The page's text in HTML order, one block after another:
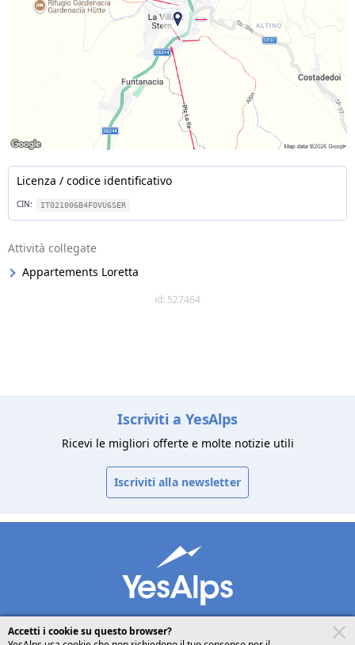
Licenza / codice identificativo
CIN: IT021006B4FOVU6SER
Attività collegate
Appartements Loretta
id: 527464
Iscriviti a YesAlps
Ricevi le migliori offerte e molte notizie utili
Iscriviti alla newsletter
Accetti i cookie su questo browser?